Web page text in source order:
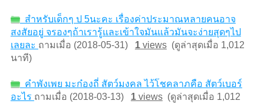
สำหรับเด็กๆ ป 5นะคะ เรื่องค่าประมาณหลายคนอาจ
สงสัยอยู่ จรองๆถ้าเรารู้และเข้าใจมันแล้วมันจะง่ายสุดๆไป
เลยละ ถามเมื่อ (2018-05-31) 1views(ดูล่าสุดเมื่อ 1,012
นาที)
คำพังเพย มะก๋องถี่ สัตว์มงคล ไว้โชคลาภคือ สัตว์เบอร์
อะไร ถามเมื่อ (2018-03-13) 1views(ดูล่าสุดเมื่อ 1,012